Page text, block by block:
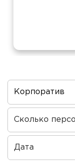
Повод
проведения
Сколько
Дата